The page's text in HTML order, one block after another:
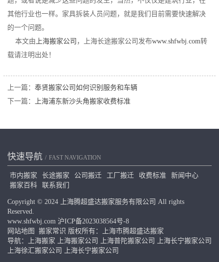
其他行业也一样。家具拆装人员问题，就是我们目前需要快速解决
的一个问题。
本文由 上海搬家公司 ，上海长途搬家公司发布www.shfwbj.com转
载请注明出处！
上一篇： 奉贤搬家公司如何识别服务和车辆
下一篇：
上海浦东新沙头角搬家收费标准
快速导航 FAST NAVIGATION
市内搬家 长途搬家 公司搬迁 工厂搬迁 收费标准
新闻中心
搬家百科
联系我们
Copyright © 2024 上海腾超盛达搬家服务有限公司 All rights
Reserved.
www.shfwbj.com 沪ICP备2023038564号-8
网站地图
搬家常识 版权所有：上海市腾超盛达搬家
导航：
上海搬家 上海搬家公司 上海普陀搬家公司
上海长宁搬家公司
上海徐汇搬家公司
上海长宁搬家公司